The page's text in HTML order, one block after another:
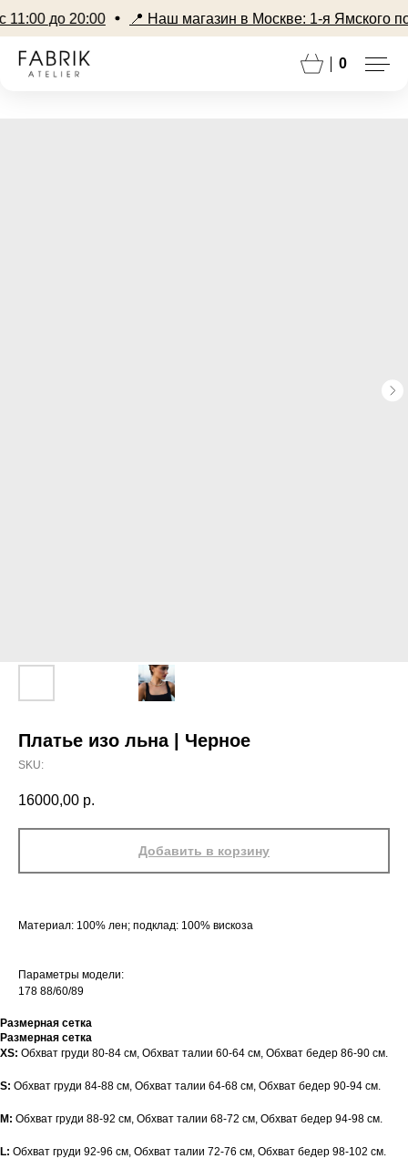
до 20:00 📍 Наш магазин в Москве: 1-я Ямского
0
Платье изо льна | Черное
SKU:
16000,00 р.
Добавить в корзину
Материал: 100% лен; подклад: 100% вискоза
Параметры модели:
178 88/60/89
Размерная сетка
Размерная сетка
XS: Обхват груди 80-84 см, Обхват талии 60-64 см, Обхват бедер 86-90 см.
S: Обхват груди 84-88 см, Обхват талии 64-68 см, Обхват бедер 90-94 см.
M: Обхват груди 88-92 см, Обхват талии 68-72 см, Обхват бедер 94-98 см.
L: Обхват груди 92-96 см, Обхват талии 72-76 см, Обхват бедер 98-102 см.